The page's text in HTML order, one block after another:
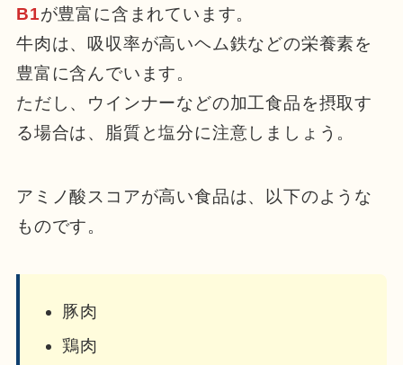
B1が豊富に含まれています。
牛肉は、吸収率が高いヘム鉄などの栄養素を
豊富に含んでいます。
ただし、ウインナーなどの加工食品を摂取す
る場合は、脂質と塩分に注意しましょう。
アミノ酸スコアが高い食品は、以下のような
ものです。
豚肉
鶏肉